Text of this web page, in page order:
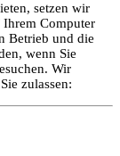
setzen wir
Ihrem Computer
Betrieb und die
wenn Sie
Wir
zulassen: